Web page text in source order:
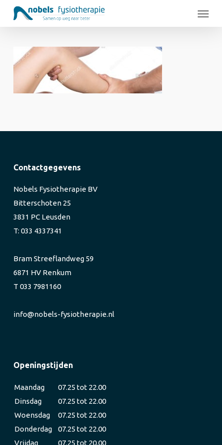
Menu
Contactgegevens
Nobels Fysiotherapie BV
Bitterschoten 25
3831 PC Leusden
T: 033 4337341
Bram Streeflandweg 59
6871 HV Renkum
T 033 7981160
info@nobels-fysiotherapie.nl
Openingstijden
Maandag
07.25 tot 22.00
Dinsdag
07.25 tot 22.00
Woensdag
07.25 tot 22.00
Donderdag
07.25 tot 22.00
Vrijdag
07.25 tot 20.00